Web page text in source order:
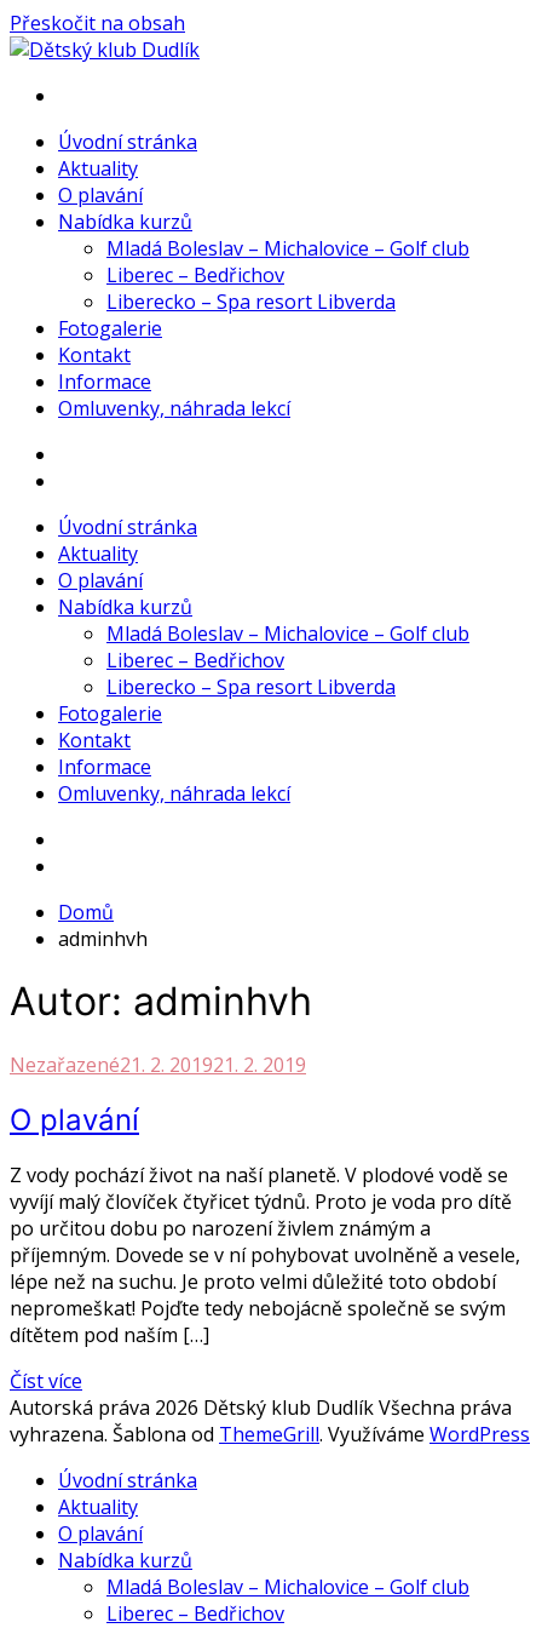
Přeskočit na obsah
Dětský klub Dudlík
KOJENECKÉ PLAVÁNÍ
Úvodní stránka
Aktuality
O plavání
Nabídka kurzů
Mladá Boleslav – Michalovice – Golf club
Liberec – Bedřichov
Liberecko – Spa resort Libverda
Fotogalerie
Kontakt
Informace
Omluvenky, náhrada lekcí
Úvodní stránka
Aktuality
O plavání
Nabídka kurzů
Mladá Boleslav – Michalovice – Golf club
Liberec – Bedřichov
Liberecko – Spa resort Libverda
Fotogalerie
Kontakt
Informace
Omluvenky, náhrada lekcí
Domů
adminhvh
Autor: adminhvh
Nezařazené21. 2. 201921. 2. 2019
O plavání
Z vody pochází život na naší planetě. V plodové vodě se
vyvíjí malý človíček čtyřicet týdnů. Proto je voda pro dítě
po určitou dobu po narození živlem známým a
příjemným. Dovede se v ní pohybovat uvolněně a vesele,
lépe než na suchu. Je proto velmi důležité toto období
nepromeškat! Pojďte tedy nebojácně společně se svým
dítětem pod naším […]
Číst více
Autorská práva 2026 Dětský klub Dudlík Všechna práva
vyhrazena. Šablona od ThemeGrill. Využíváme WordPress
Úvodní stránka
Aktuality
O plavání
Nabídka kurzů
Mladá Boleslav – Michalovice – Golf club
Liberec – Bedřichov